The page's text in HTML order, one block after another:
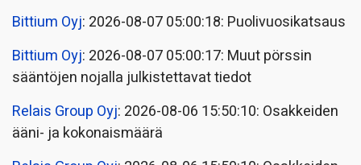
Bittium Oyj: 2026-08-07 05:00:18: Puolivuosikatsaus
Bittium Oyj: 2026-08-07 05:00:17: Muut pörssin
sääntöjen nojalla julkistettavat tiedot
Relais Group Oyj: 2026-08-06 15:50:10: Osakkeiden
ääni- ja kokonaismäärä